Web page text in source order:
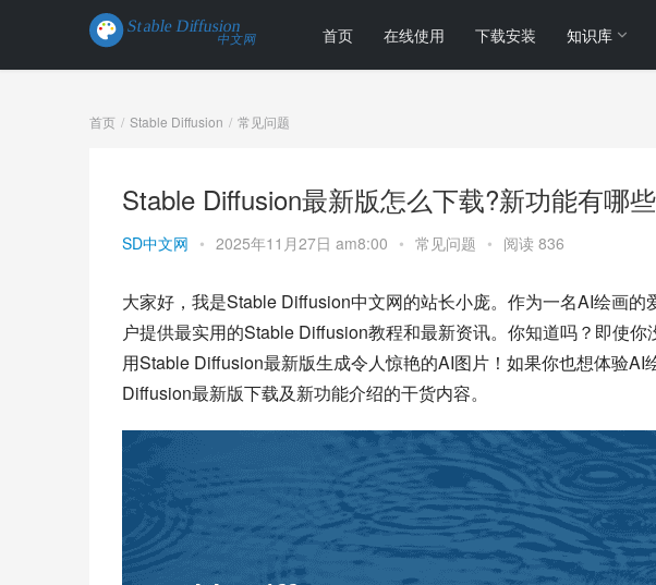
首页 在线使用 下载安装 知识库
首页 Stable Diffusion 常见问题
Stable Diffusion最新版怎么下载?新功能有哪
SD中文网 • 2025年11月27日 am8:00 • 常见问题 • 阅读 836
大家好，我是Stable Diffusion中文网的站长小庞。作为一名AI绘画
户提供最实用的Stable Diffusion教程和最新资讯。你知道吗？即使
用Stable Diffusion最新版生成令人惊艳的AI图片！如果你也想体验
Diffusion最新版下载及新功能介绍的干货内容。